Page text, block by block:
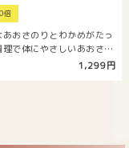
倍
おさのりとわかめがたっ
で体にやさしいあおさの
1,299円